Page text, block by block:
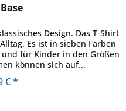
Design. Das T-Shirt
Es ist in sieben Farben
für Kinder in den Größen
können sich auf...
€ *